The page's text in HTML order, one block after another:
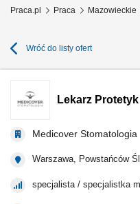
Praca.pl Praca Mazowieckie
Wróć do listy ofert
Lekarz
Medicover Stomatologia
Warszawa, Powstańców
specjalista / specjalistka